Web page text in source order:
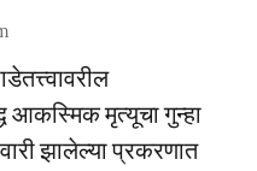
आकस्मिक मृत्यूचा गुन्हा
झालेल्या प्रकरणात